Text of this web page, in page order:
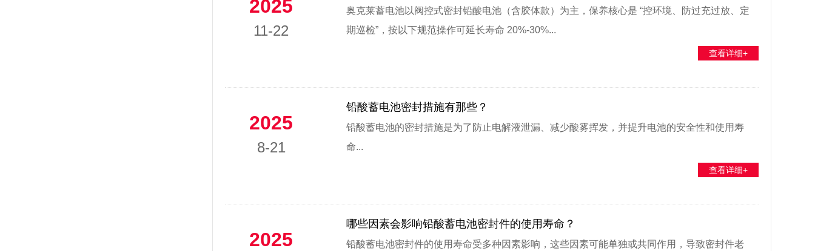
2025
11-22
奥克莱蓄电池以阀控式密封铅酸电池（含胶体款）为主，保养核心是 “控环境、防过充过放、定
期巡检”，按以下规范操作可延长寿命 20%-30%...
查看详细+
2025
8-21
铅酸蓄电池密封措施有那些？
铅酸蓄电池的密封措施是为了防止电解液泄漏、减少酸雾挥发，并提升电池的安全性和使用寿
命...
查看详细+
2025
哪些因素会影响铅酸蓄电池密封件的使用寿命？
铅酸蓄电池密封件的使用寿命受多种因素影响，这些因素可能单独或共同作用，导致密封件老